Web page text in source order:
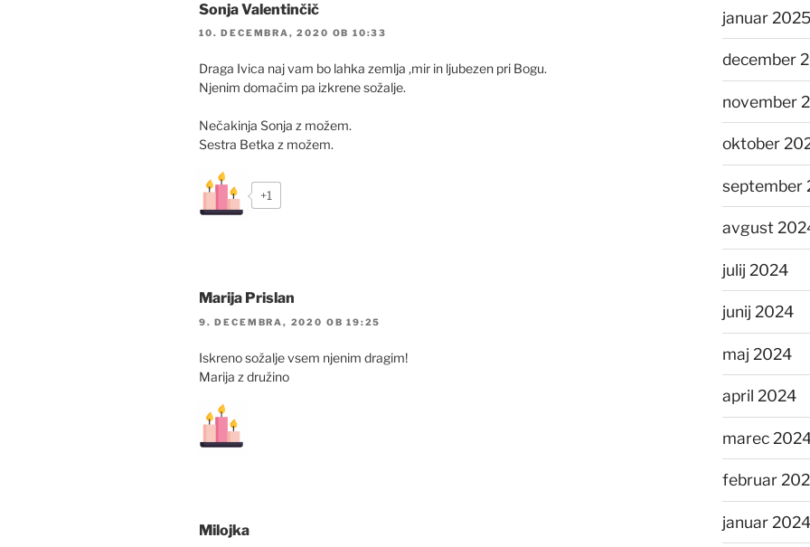
Sonja Valentinčič
10. DECEMBRA, 2020 OB 10:33
Draga Ivica naj vam bo lahka zemlja ,mir in ljubezen pri Bogu.
Njenim domačim pa izkrene sožalje.
Nečakinja Sonja z možem.
Sestra Betka z možem.
+1
Marija Prislan
9. DECEMBRA, 2020 OB 19:25
Iskreno sožalje vsem njenim dragim!
Marija z družino
Milojka
januar 2025
december
november
oktober
september
avgust
julij 2024
junij 2024
maj 2024
april 2024
marec
februar
januar 2024